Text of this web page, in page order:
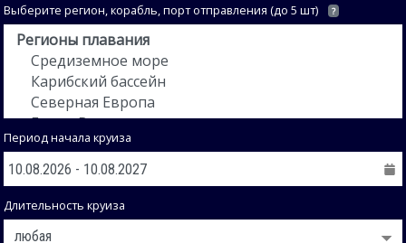
Выберите регион, корабль, порт отправления (до 5 шт) ?
Период начала круиза
Длительность круиза